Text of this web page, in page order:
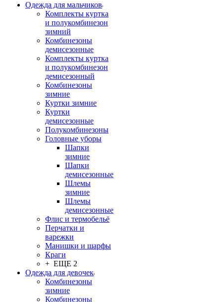
Одежда для мальчиков
Комплекты куртка
и полукомбинезон
зимний
Комбинезоны
демисезонные
Комплекты куртка
и полукомбинезон
демисезонный
Комбинезоны
зимние
Куртки зимние
Куртки
демисезонные
Полукомбинезоны
Головные уборы
Шапки
зимние
Шапки
демисезонные
Шлемы
зимние
Шлемы
демисезонные
Флис и термобельё
Перчатки и
варежки
Манишки и шарфы
Краги
+ ЕЩЕ 2
Одежда для девочек
Комбинезоны
зимние
Комбинезоны